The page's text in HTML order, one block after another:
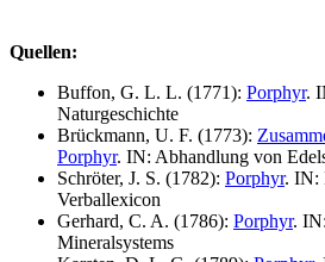
Quellen:
Buffon, G. L. L. (1771): Porphyr.
Naturgeschichte
Brückmann, U. F. (1773):
Porphyr. IN: Abhandlung von
Schröter, J. S. (1782): Porphyr. IN:
Verballexicon
Gerhard, C. A. (1786): Porphyr.
Mineralsystems